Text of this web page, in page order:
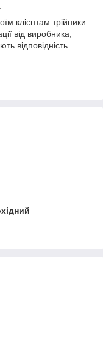
клієнтам трійники
від виробника,
відповідність